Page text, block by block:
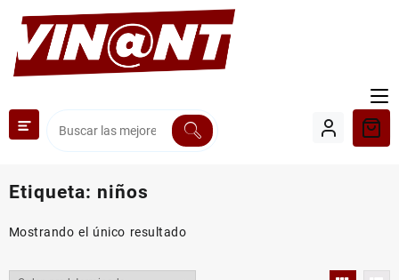
contenido
Etiqueta: niños
Mostrando el único resultado